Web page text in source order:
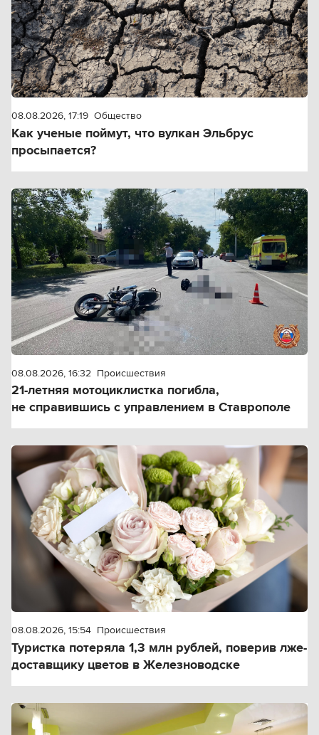
08.08.2026, 17:19 Общество
Как ученые поймут, что вулкан Эльбрус
просыпается?
08.08.2026, 16:32 Происшествия
21-летняя мотоциклистка погибла,
не справившись с управлением в Ставрополе
08.08.2026, 15:54 Происшествия
Туристка потеряла 1,3 млн рублей, поверив лже-
доставщику цветов в Железноводске